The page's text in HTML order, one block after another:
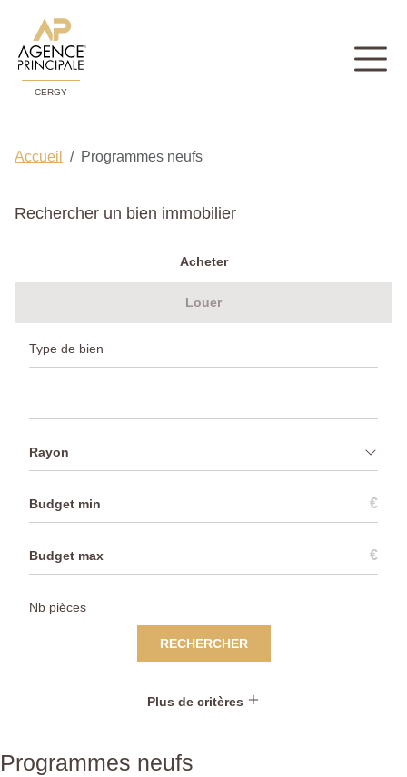
CERGY
Accueil Programmes neufs
Rechercher un bien immobilier
Acheter
Louer
Rayon
€
€
RECHERCHER
Plus de critères
Programmes neufs